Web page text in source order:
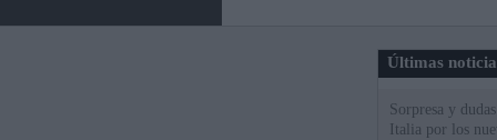
Últimas
Sorpresa y
Italia por los